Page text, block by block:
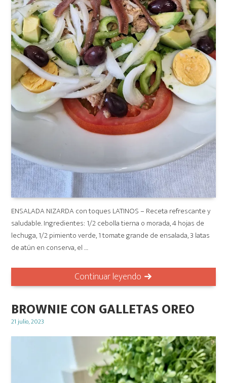
ENSALADA NIZARDA con toques LATINOS – Receta refrescante y
saludable. Ingredientes: 1/2 cebolla tierna o morada, 4 hojas de
lechuga, 1/2 pimiento verde, 1 tomate grande de ensalada, 3 latas
de atún en conserva, el …
Continuar leyendo
BROWNIE CON GALLETAS OREO
Posted
21 julio, 2023